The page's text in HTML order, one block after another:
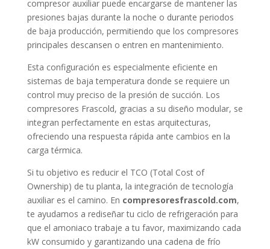
compresor auxiliar puede encargarse de mantener las
presiones bajas durante la noche o durante periodos
de baja producción, permitiendo que los compresores
principales descansen o entren en mantenimiento.
Esta configuración es especialmente eficiente en
sistemas de baja temperatura donde se requiere un
control muy preciso de la presión de succión. Los
compresores Frascold, gracias a su diseño modular, se
integran perfectamente en estas arquitecturas,
ofreciendo una respuesta rápida ante cambios en la
carga térmica.
Si tu objetivo es reducir el TCO (Total Cost of
Ownership) de tu planta, la integración de tecnología
auxiliar es el camino. En compresoresfrascold.com,
te ayudamos a rediseñar tu ciclo de refrigeración para
que el amoniaco trabaje a tu favor, maximizando cada
kW consumido y garantizando una cadena de frío